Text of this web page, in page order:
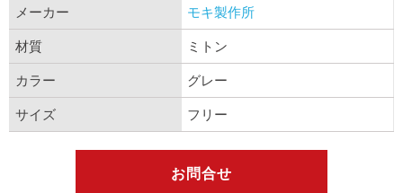
メーカー モキ製作所
材質 ミトン
カラー グレー
サイズ フリー
お問合せ